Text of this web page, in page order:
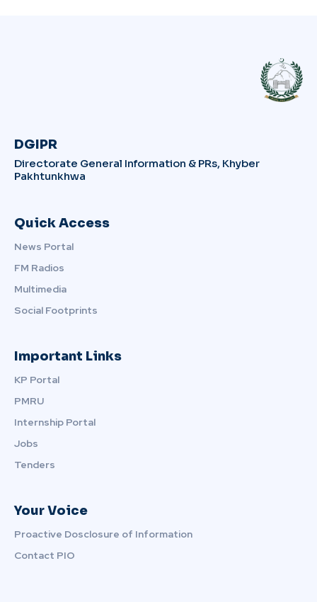
DGIPR
Directorate General Information & PRs, Khyber
Pakhtunkhwa
Quick Access
News Portal
FM Radios
Multimedia
Social Footprints
Important Links
KP Portal
PMRU
Internship Portal
Jobs
Tenders
Your Voice
Proactive Dosclosure of Information
Contact PIO